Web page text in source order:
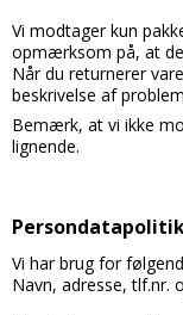
Vi modtager kun
opmærksom på, at
Når du returnerer
beskrivelse af
Bemærk, at vi ikke
lignende.
Vi har brug for
Navn, adresse, tlf.nr.